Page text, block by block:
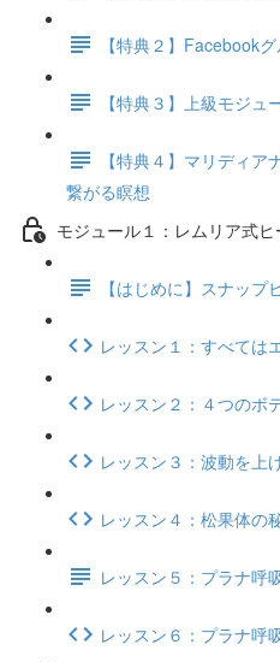
【特典２】Facebook
【特典３】上級モジュ
【特典４】マリディア
繋がる瞑想
モジュール１：レムリア式
【はじめに】スナップ
レッスン１：すべては
レッスン２：４つのボ
レッスン３：波動を上
レッスン４：松果体の
レッスン５：プラナ呼
レッスン６：プラナ呼